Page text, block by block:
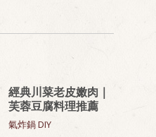
經典川菜老皮嫩肉｜
芙蓉豆腐料理推薦
氣炸鍋 DIY